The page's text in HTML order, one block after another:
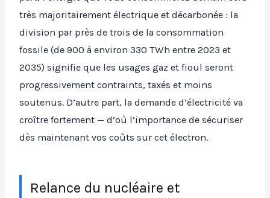
très majoritairement électrique et décarbonée : la
division par près de trois de la consommation
fossile (de 900 à environ 330 TWh entre 2023 et
2035) signifie que les usages gaz et fioul seront
progressivement contraints, taxés et moins
soutenus. D’autre part, la demande d’électricité va
croître fortement — d’où l’importance de sécuriser
dès maintenant vos coûts sur cet électron.
Relance du nucléaire et